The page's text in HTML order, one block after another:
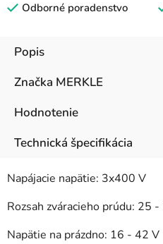
Odborné poradenstvo
Popis
Značka MERKLE
Hodnotenie
Technická špecifikácia
Napájacie napätie: 3x400 V
Rozsah zváracieho prúdu: 25
Napätie na prázdno: 16 - 42 V